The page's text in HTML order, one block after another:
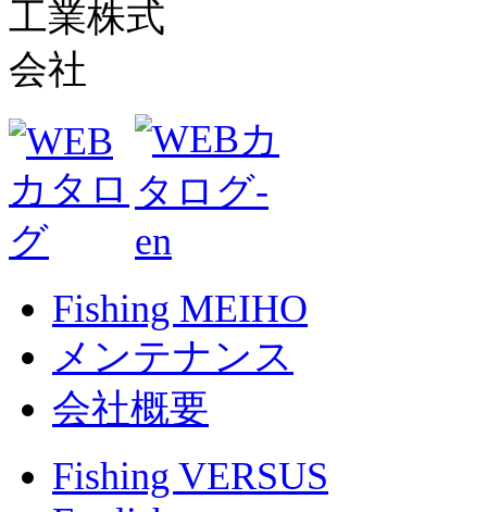
Fishing MEIHO
メンテナンス
会社概要
Fishing VERSUS